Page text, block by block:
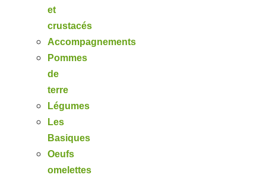
et
crustacés
Accompagnements
Pommes
de
terre
Légumes
Les
Basiques
Oeufs
omelettes